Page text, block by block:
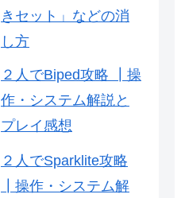
きセット」などの消
し方
２人でBiped攻略 ┃操
作・システム解説と
プレイ感想
２人でSparklite攻略
┃操作・システム解